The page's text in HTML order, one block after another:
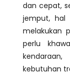
dan cepat,
jemput, hal
melakukan
perlu
kebutuhan